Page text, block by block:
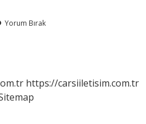
Yorum Bırak
https://carsiiletisim.com.tr